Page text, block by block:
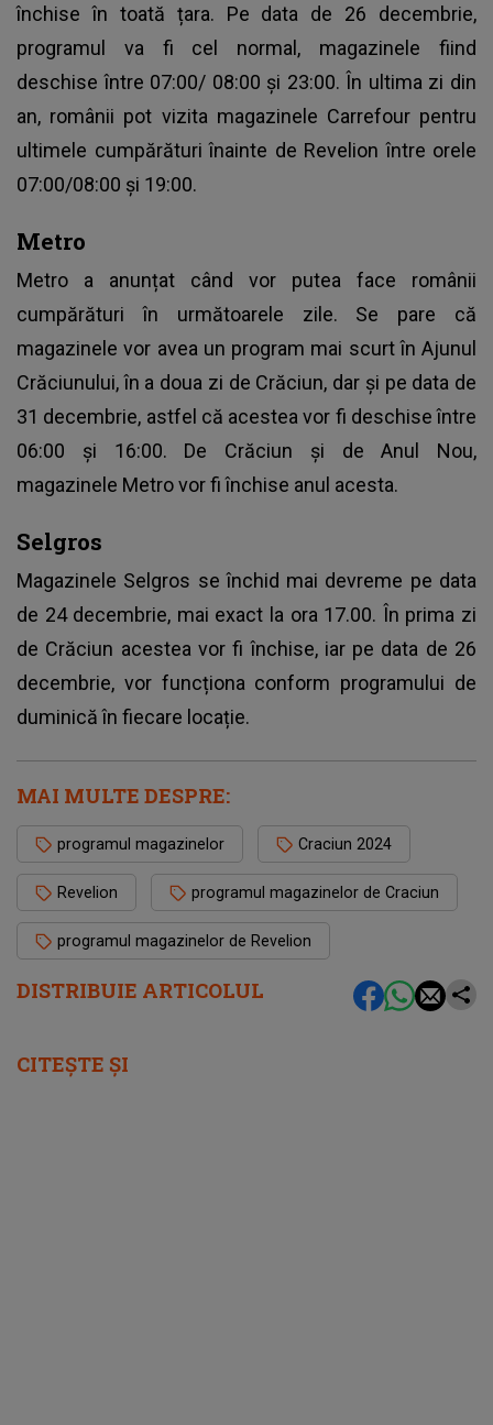
DISTRIBUIE ARTICOLUL
închise în toată țara. Pe data de 26 decembrie,
programul va fi cel normal, magazinele fiind
deschise între 07:00/ 08:00 și 23:00. În ultima zi din
an, românii pot vizita magazinele Carrefour pentru
ultimele cumpărături înainte de Revelion între orele
07:00/08:00 și 19:00.
Metro
Metro a anunțat când vor putea face românii
cumpărături în următoarele zile. Se pare că
magazinele vor avea un program mai scurt în Ajunul
Crăciunului, în a doua zi de Crăciun, dar și pe data de
31 decembrie, astfel că acestea vor fi deschise între
06:00 și 16:00. De Crăciun și de Anul Nou,
magazinele Metro vor fi închise anul acesta.
Selgros
Magazinele Selgros se închid mai devreme pe data
de 24 decembrie, mai exact la ora 17.00. În prima zi
de Crăciun acestea vor fi închise, iar pe data de 26
decembrie, vor funcționa conform programului de
duminică în fiecare locație.
MAI MULTE DESPRE:
programul magazinelor Craciun 2024
Revelion programul magazinelor de Craciun
programul magazinelor de Revelion
CITEȘTE ȘI